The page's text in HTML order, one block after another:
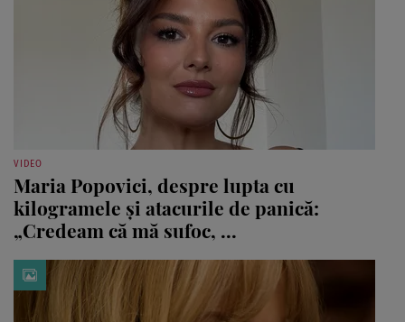
VIDEO
Maria Popovici, despre lupta cu
kilogramele și atacurile de panică:
„Credeam că mă sufoc, ...